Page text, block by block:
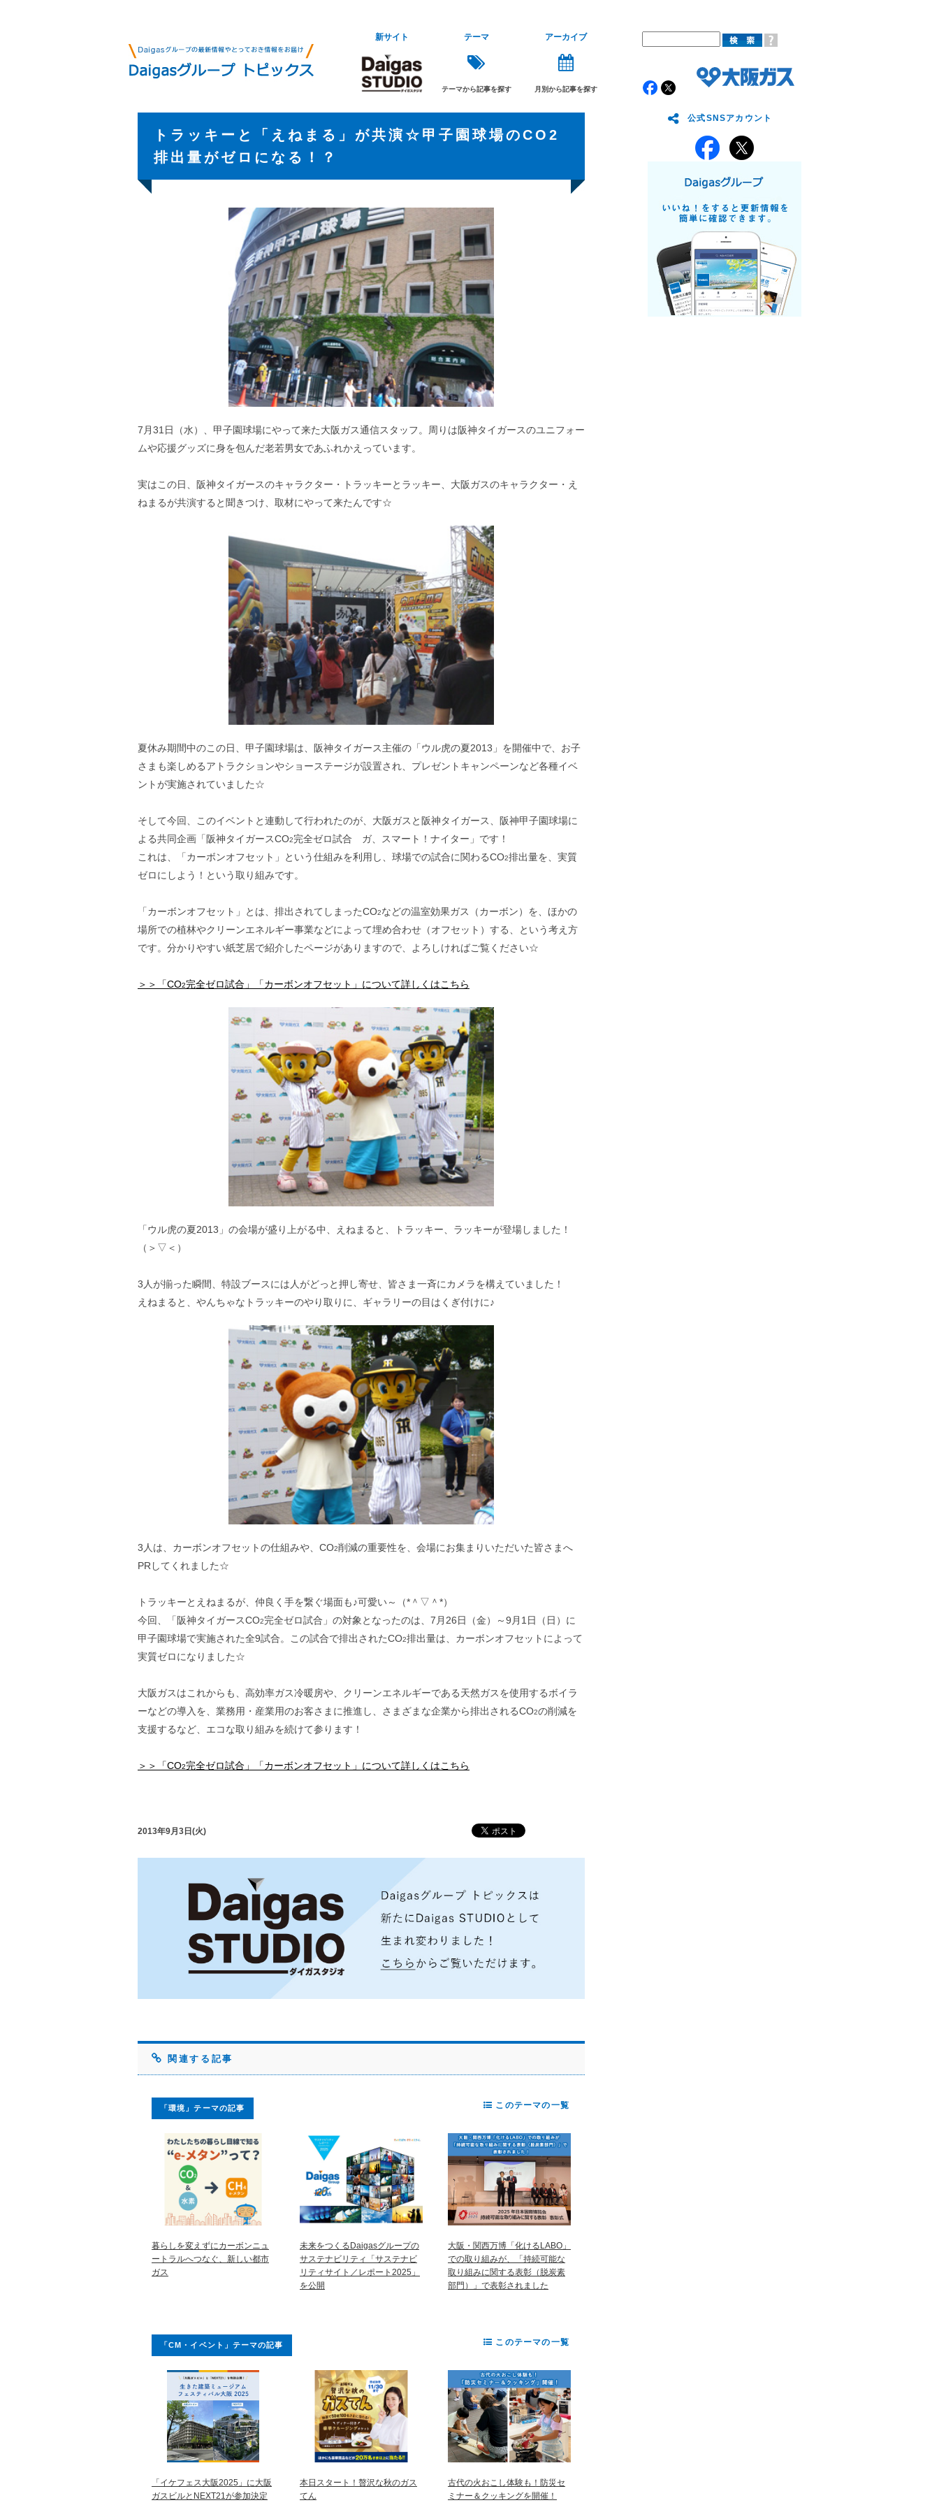
新サイト テーマ
テーマから記事を探す
アーカイブ
月別から記事を探す
トラッキーと「えねまる」が共演☆甲子園球場のCO2
排出量がゼロになる！？
7月31日（水）、甲子園球場にやって来た大阪ガス通信スタッフ。周りは阪神タイガースのユニフォー
ムや応援グッズに身を包んだ老若男女であふれかえっています。
実はこの日、阪神タイガースのキャラクター・トラッキーとラッキー、大阪ガスのキャラクター・え
ねまるが共演すると聞きつけ、取材にやって来たんです☆
夏休み期間中のこの日、甲子園球場は、阪神タイガース主催の「ウル虎の夏2013」を開催中で、お子
さまも楽しめるアトラクションやショーステージが設置され、プレゼントキャンペーンなど各種イベ
ントが実施されていました☆
そして今回、このイベントと連動して行われたのが、大阪ガスと阪神タイガース、阪神甲子園球場に
よる共同企画「阪神タイガースCO2完全ゼロ試合 ガ、スマート！ナイター」です！
これは、「カーボンオフセット」という仕組みを利用し、球場での試合に関わるCO2排出量を、実質
ゼロにしよう！という取り組みです。
「カーボンオフセット」とは、排出されてしまったCO2などの温室効果ガス（カーボン）を、ほかの
場所での植林やクリーンエネルギー事業などによって埋め合わせ（オフセット）する、という考え方
です。分かりやすい紙芝居で紹介したページがありますので、よろしければご覧ください☆
＞＞「CO2完全ゼロ試合」「カーボンオフセット」について詳しくはこちら
「ウル虎の夏2013」の会場が盛り上がる中、えねまると、トラッキー、ラッキーが登場しました！
（＞▽＜）
3人が揃った瞬間、特設ブースには人がどっと押し寄せ、皆さま一斉にカメラを構えていました！
えねまると、やんちゃなトラッキーのやり取りに、ギャラリーの目はくぎ付けに♪
3人は、カーボンオフセットの仕組みや、CO2削減の重要性を、会場にお集まりいただいた皆さまへ
PRしてくれました☆
トラッキーとえねまるが、仲良く手を繋ぐ場面も♪可愛い～（*＾▽＾*）
今回、「阪神タイガースCO2完全ゼロ試合」の対象となったのは、7月26日（金）～9月1日（日）に
甲子園球場で実施された全9試合。この試合で排出されたCO2排出量は、カーボンオフセットによって
実質ゼロになりました☆
大阪ガスはこれからも、高効率ガス冷暖房や、クリーンエネルギーである天然ガスを使用するボイラ
ーなどの導入を、業務用・産業用のお客さまに推進し、さまざまな企業から排出されるCO2の削減を
支援するなど、エコな取り組みを続けて参ります！
＞＞「CO2完全ゼロ試合」「カーボンオフセット」について詳しくはこちら
2013年9月3日(火)
関連する記事
「環境」テーマの記事
暮らしを変えずにカーボンニュ
ートラルへつなぐ、新しい都市
ガス
未来をつくるDaigasグループの
サステナビリティ「サステナビ
リティサイト／レポート2025」
を公開
大阪・関西万博「化けるLABO」
での取り組みが、「持続可能な
取り組みに関する表彰（脱炭素
部門）」で表彰されました
このテーマの一覧
「CM・イベント」テーマの記事
「イケフェス大阪2025」に大阪
ガスビルとNEXT21が参加決定
本日スタート！贅沢な秋のガス
てん
古代の火おこし体験も！防災セ
ミナー＆クッキングを開催！
このテーマの一覧
公式SNSアカウント